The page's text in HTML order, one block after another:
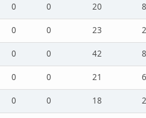
0 0 20
0 0 23
0 0 42
0 0 21
0 0 18